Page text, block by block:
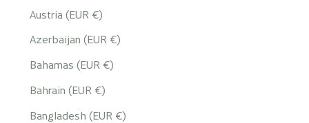
Austria (EUR €)
Azerbaijan (EUR €)
Bahamas (EUR €)
Bahrain (EUR €)
Bangladesh (EUR €)